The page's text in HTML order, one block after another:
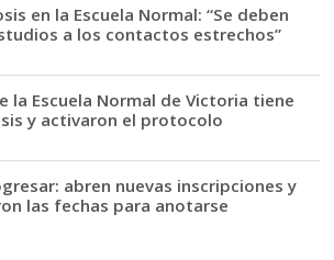
en la Escuela Normal: “Se deben
a los contactos estrechos”
la Escuela Normal de Victoria tiene
y activaron el protocolo
abren nuevas inscripciones y
las fechas para anotarse